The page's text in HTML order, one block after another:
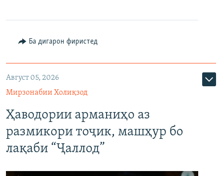
Ба дигарон фиристед
Август 05, 2026
Мирзонабии Холиқзод
Ҳаводории арманиҳо аз
размикори тоҷик, машҳур бо
лақаби “Ҷаллод”